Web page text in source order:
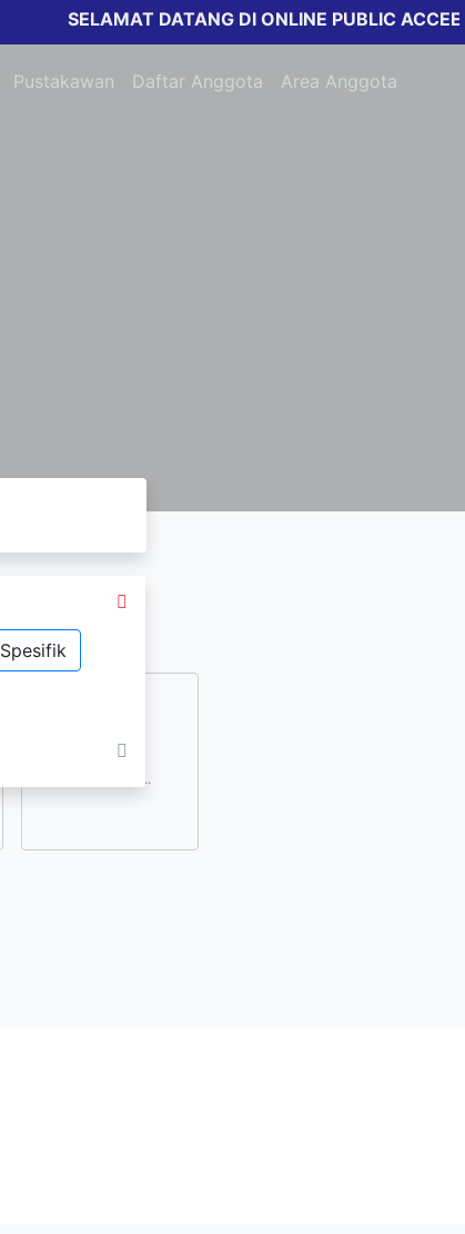
SELAMAT DATANG DI ONLINE PUBLIC
Pustakawan Daftar Anggota Area Anggota
lihat lainnya..